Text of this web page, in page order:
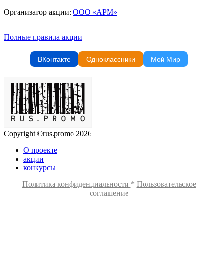
Организатор акции: ООО «АРМ»
Полные правила акции
ВКонтакте Одноклассники Мой Мир
Copyright ©rus.promo 2026
О проекте
акции
конкурсы
Политика конфиденциальности * Пользовательское
соглашение